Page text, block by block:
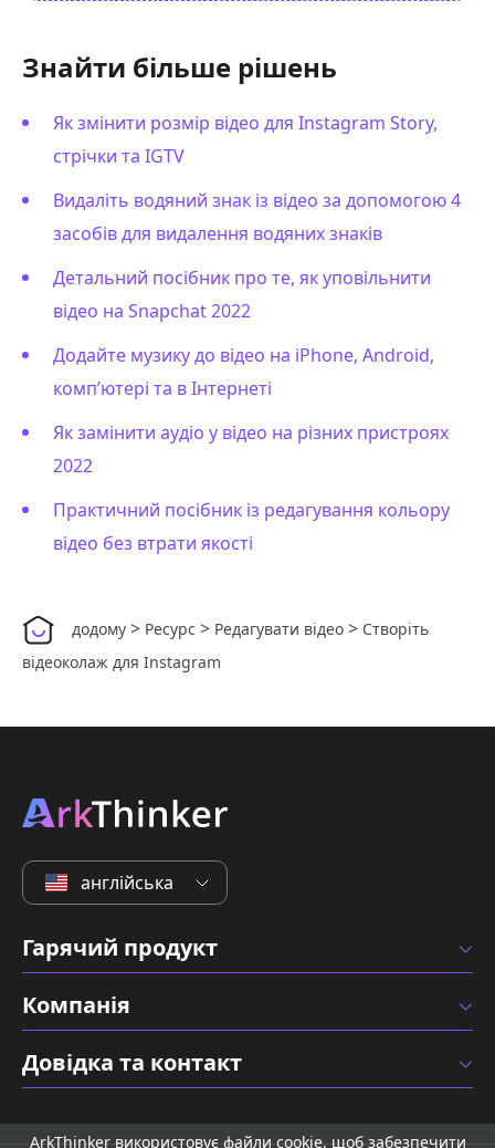
Знайти більше рішень
Як змінити розмір відео для Instagram Story,
стрічки та IGTV
Видаліть водяний знак із відео за допомогою 4
засобів для видалення водяних знаків
Детальний посібник про те, як уповільнити
відео на Snapchat 2022
Додайте музику до відео на iPhone, Android,
комп’ютері та в Інтернеті
Як замінити аудіо у відео на різних пристроях
2022
Практичний посібник із редагування кольору
відео без втрати якості
додому > Ресурс > Редагувати відео > Створіть
відеоколаж для Instagram
англійська
Гарячий продукт
Компанія
Довідка та контакт
ArkThinker використовує файли cookie, щоб забезпечити